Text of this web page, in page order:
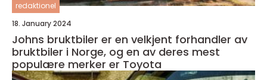
redaktionel
18. January 2024
Johns bruktbiler er en velkjent forhandler av
bruktbiler i Norge, og en av deres mest
populære merker er Toyota